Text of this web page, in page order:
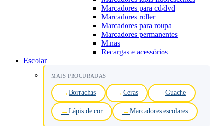
Marcadores para cd/dvd
Marcadores roller
Marcadores para roupa
Marcadores permanentes
Minas
Recargas e acessórios
Escolar
MAIS PROCURADAS
Borrachas Ceras Guache
Lápis de cor Marcadores escolares